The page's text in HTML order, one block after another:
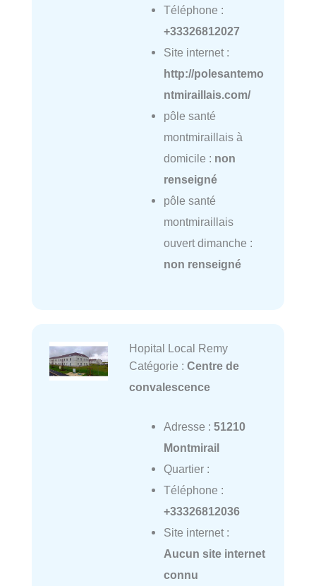
Téléphone :
+33326812027
Site internet :
http://polesantemo
ntmiraillais.com/
pôle santé
montmiraillais à
domicile : non
renseigné
pôle santé
montmiraillais
ouvert dimanche :
non renseigné
Hopital Local Remy
Catégorie : Centre de
convalescence
Adresse : 51210
Montmirail
Quartier :
Téléphone :
+33326812036
Site internet :
Aucun site internet
connu